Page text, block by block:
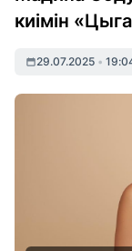
киімін
29.07.2025 •